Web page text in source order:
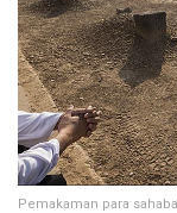
Pemakaman para